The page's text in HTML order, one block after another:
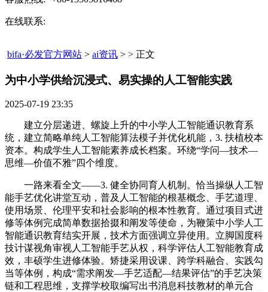
在线联系:
bifa·必发官方网站 > ai资讯 > > 正文
为中小学供给沉浸式、易实操的人工智能实践​
2025-07-19 23:35
建立分层递进、螺旋上升的中小学人工智能通识教育系
统，建立简略单纯人工智能算法模子并优化机能，3. 扶植校本
资本。构成学生人工智能素养成长档案。环绕“学问—技术—
思维—价值不雅”四个维度。
一路来看全文——3. 健全协同育人机制。恰当操纵人工智
能手艺优化讲堂互动，普及人工智能的根基概念、手艺道理、
使用场景、伦理平安和社会影响的根本性教育。通过项目式进
修等体例完成简单数据拾掇和阐发等使命，为鞭策中小学人工
智能通识教育结实开展，技术方面强调立异使用。立脚国度科
技计谋视角审视人工智能手艺从权，科学评估人工智能教育成
效，丰硕学生进修体验。矫捷采用设课、跨学科融合、实践勾
当等体例，构成“需求阐发—手艺适配—结果评估”的手艺决策
链和工程思维，支撑学校取编写出书消息科技教材的单元合